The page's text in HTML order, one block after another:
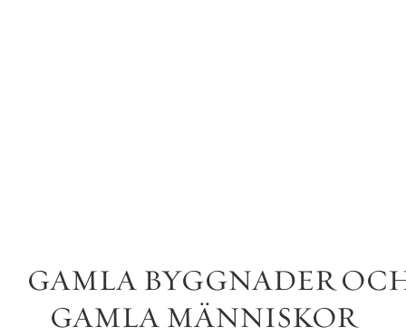
GAMLA BYGGNADER
GAMLA MÄNNISKOR